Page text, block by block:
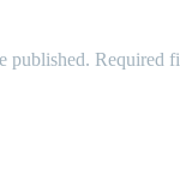
published. Required